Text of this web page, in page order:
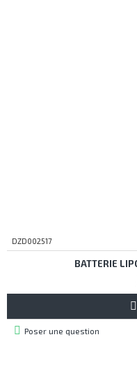
DZD002517
BATTERIE
Poser une question